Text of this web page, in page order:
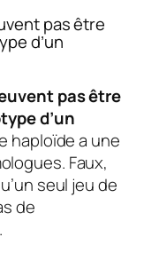
pas être
d’un
pas être
d’un
haploïde a une
Faux,
seul jeu de
de